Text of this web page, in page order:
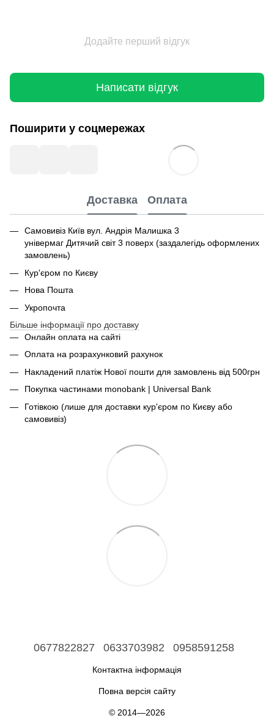
Додайте перший відгук
Написати відгук
Поширити у соцмережах
Доставка Оплата
Самовивіз Київ вул. Андрія Малишка 3
універмаг Дитячий світ 3 поверх (заздалегідь оформлених
замовлень)
Кур'єром по Києву
Нова Пошта
Укропочта
Більше інформації про доставку
Онлайн оплата на сайті
Оплата на розрахунковий рахунок
Накладений платіж Нової пошти для замовлень від 500грн
Покупка частинами monobank | Universal Bank
Готівкою (лише для доставки кур'єром по Києву або
самовивіз)
0677822827 0633703982 0958591258
Контактна інформація
Повна версія сайту
© 2014—2026